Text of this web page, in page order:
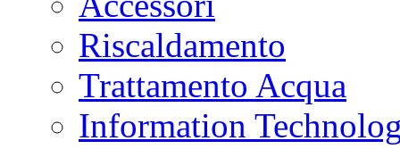
Riscaldamento
Trattamento Acqua
Information